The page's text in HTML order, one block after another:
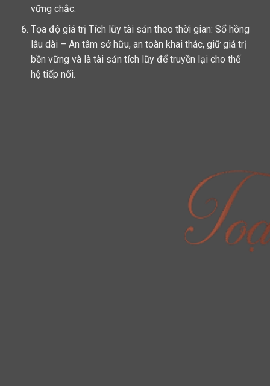
vững chắc.
Tọa độ giá trị Tích lũy tài sản theo thời gian: Sổ hồng
lâu dài – An tâm sở hữu, an toàn khai thác, giữ giá trị
bền vững và là tài sản tích lũy để truyền lại cho thế
hệ tiếp nối.